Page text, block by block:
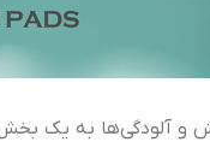
و آلودگی‌ها به